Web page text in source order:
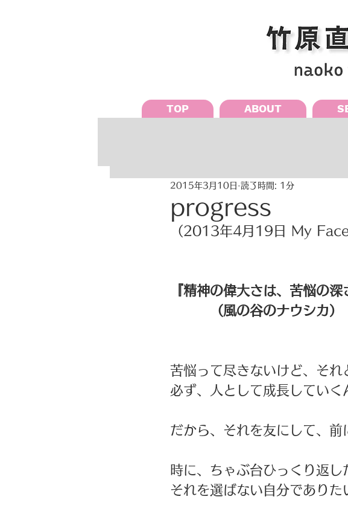
TOP ABOUT
progress
2015年3月10日 読了時間: 1分
（2013年4月19日 My
『精神の偉大さは、苦悩の
（風の谷のナウシカ）
苦悩って尽きないけど、そ
必ず、人として成長していく
だから、それを友にして、
時に、ちゃぶ台ひっくり返
それを選ばない自分でありた